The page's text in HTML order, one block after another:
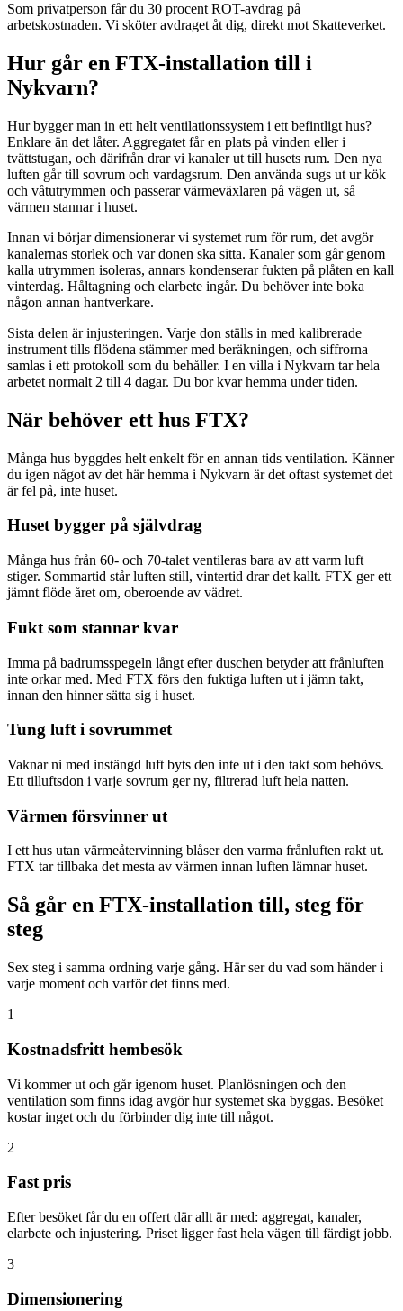
Som privatperson får du 30 procent ROT-avdrag på
arbetskostnaden. Vi sköter avdraget åt dig, direkt mot Skatteverket.
Hur går en FTX-installation till i
Nykvarn?
Hur bygger man in ett helt ventilationssystem i ett befintligt hus?
Enklare än det låter. Aggregatet får en plats på vinden eller i
tvättstugan, och därifrån drar vi kanaler ut till husets rum. Den nya
luften går till sovrum och vardagsrum. Den använda sugs ut ur kök
och våtutrymmen och passerar värmeväxlaren på vägen ut, så
värmen stannar i huset.
Innan vi börjar dimensionerar vi systemet rum för rum, det avgör
kanalernas storlek och var donen ska sitta. Kanaler som går genom
kalla utrymmen isoleras, annars kondenserar fukten på plåten en kall
vinterdag. Håltagning och elarbete ingår. Du behöver inte boka
någon annan hantverkare.
Sista delen är injusteringen. Varje don ställs in med kalibrerade
instrument tills flödena stämmer med beräkningen, och siffrorna
samlas i ett protokoll som du behåller. I en villa i Nykvarn tar hela
arbetet normalt 2 till 4 dagar. Du bor kvar hemma under tiden.
När behöver ett hus FTX?
Många hus byggdes helt enkelt för en annan tids ventilation. Känner
du igen något av det här hemma i Nykvarn är det oftast systemet det
är fel på, inte huset.
Huset bygger på självdrag
Många hus från 60- och 70-talet ventileras bara av att varm luft
stiger. Sommartid står luften still, vintertid drar det kallt. FTX ger ett
jämnt flöde året om, oberoende av vädret.
Fukt som stannar kvar
Imma på badrumsspegeln långt efter duschen betyder att frånluften
inte orkar med. Med FTX förs den fuktiga luften ut i jämn takt,
innan den hinner sätta sig i huset.
Tung luft i sovrummet
Vaknar ni med instängd luft byts den inte ut i den takt som behövs.
Ett tilluftsdon i varje sovrum ger ny, filtrerad luft hela natten.
Värmen försvinner ut
I ett hus utan värmeåtervinning blåser den varma frånluften rakt ut.
FTX tar tillbaka det mesta av värmen innan luften lämnar huset.
Så går en FTX-installation till, steg för
steg
Sex steg i samma ordning varje gång. Här ser du vad som händer i
varje moment och varför det finns med.
1
Kostnadsfritt hembesök
Vi kommer ut och går igenom huset. Planlösningen och den
ventilation som finns idag avgör hur systemet ska byggas. Besöket
kostar inget och du förbinder dig inte till något.
2
Fast pris
Efter besöket får du en offert där allt är med: aggregat, kanaler,
elarbete och injustering. Priset ligger fast hela vägen till färdigt jobb.
3
Dimensionering